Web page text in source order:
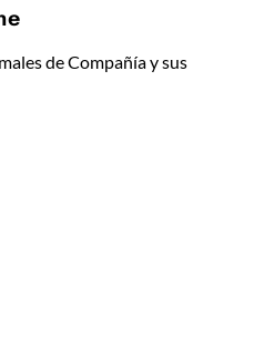
de Compañía y sus